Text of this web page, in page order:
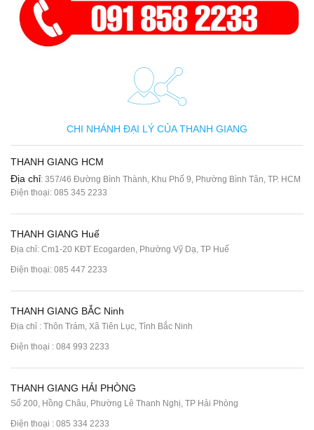
CHI NHÁNH ĐẠI LÝ CỦA THANH GIANG
THANH GIANG HCM
Địa chỉ: 357/46 Đường Bình Thành, Khu Phố 9, Phường Bình Tân, TP. HCM
Điện thoại: 085 345 2233
THANH GIANG Huế
Địa chỉ: Cm1-20 KĐT Ecogarden, Phường Vỹ Dạ, TP Huế
Điện thoại: 085 447 2233
THANH GIANG BẮC Ninh
Địa chỉ : Thôn Trám, Xã Tiên Lục, Tỉnh Bắc Ninh
Điện thoại : 084 993 2233
THANH GIANG HẢI PHÒNG
Số 200, Hồng Châu, Phường Lê Thanh Nghị, TP Hải Phòng
Điện thoại : 085 334 2233